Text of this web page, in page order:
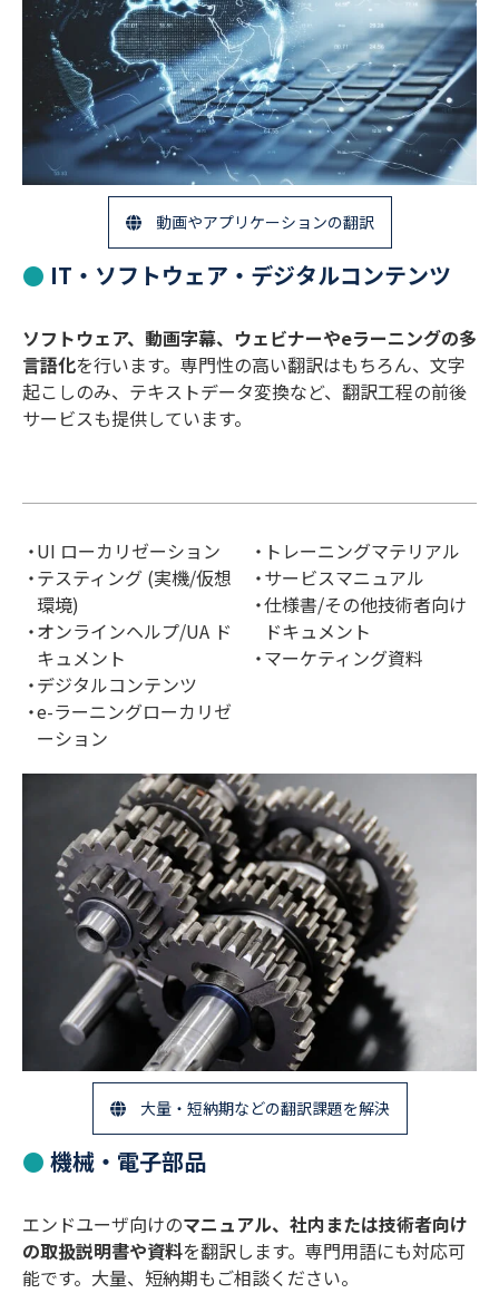
動画やアプリケーションの翻訳
IT・ソフトウェア・デジタルコンテンツ
ソフトウェア、動画字幕、ウェビナーやeラーニングの多
言語化を行います。専門性の高い翻訳はもちろん、文字
起こしのみ、テキストデータ変換など、翻訳工程の前後
サービスも提供しています。
UI ローカリゼーション
テスティング (実機/仮想
環境)
オンラインヘルプ/UA ド
キュメント
デジタルコンテンツ
e-ラーニングローカリゼ
ーション
トレーニングマテリアル
サービスマニュアル
仕様書/その他技術者向け
ドキュメント
マーケティング資料
大量・短納期などの翻訳課題を解決
機械・電子部品
エンドユーザ向けのマニュアル、社内または技術者向け
の取扱説明書や資料を翻訳します。専門用語にも対応可
能です。大量、短納期もご相談ください。